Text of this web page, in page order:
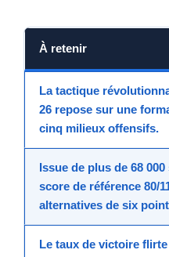
À retenir
La tactique
26 repose sur une
cinq milieux offensifs.
Issue de plus de 68
score de référence 80/
alternatives de six
Le taux de victoire flirte